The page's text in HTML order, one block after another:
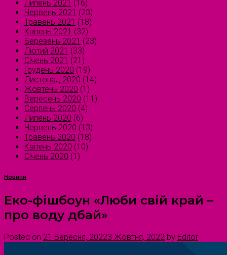
Липень 2021 (16)
Червень 2021 (23)
Травень 2021 (18)
Квітень 2021 (32)
Березень 2021 (23)
Лютий 2021 (33)
Січень 2021 (21)
Грудень 2020 (19)
Листопад 2020 (14)
Жовтень 2020 (1)
Вересень 2020 (11)
Серпень 2020 (4)
Липень 2020 (6)
Червень 2020 (13)
Травень 2020 (18)
Квітень 2020 (10)
Січень 2020 (1)
Новини
Еко-фішбоун «Люби свій край –
про воду дбай»
Posted on 21 Вересня, 20223 Жовтня, 2022 by Editor